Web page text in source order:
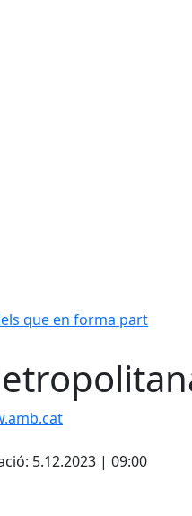
que en forma part
5.12.2023 | 09:00